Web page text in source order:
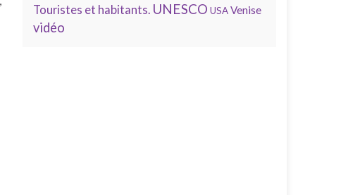
Touristes et habitants. UNESCO USAVenise
vidéo